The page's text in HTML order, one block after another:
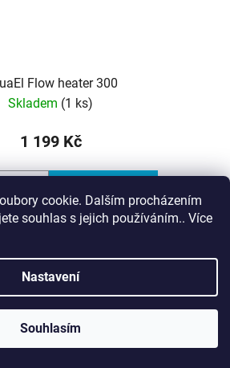
cookie. Dalším procházením
souhlas s jejich používáním.. Více
Nastavení
Souhlasím
Flow heater 300
Skladem (1 ks)
1 199 Kč
topítkoPrůtokové topítko je
systémem ohřevu. Topítko je
akvárium, takže nezabírá místo